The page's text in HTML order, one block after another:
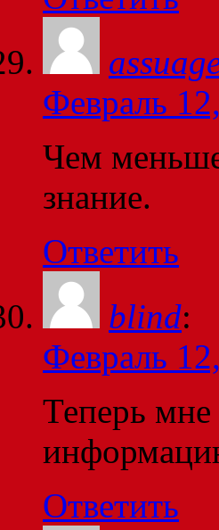
Февраль
Чем
знание.
Ответить
blind:
Февраль
Теперь мне
Ответить